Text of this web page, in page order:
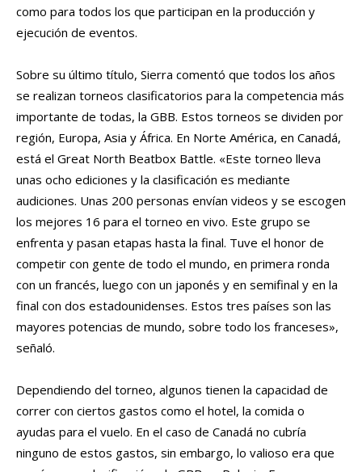
como para todos los que participan en la producción y
ejecución de eventos.
Sobre su último título, Sierra comentó que todos los años
se realizan torneos clasificatorios para la competencia más
importante de todas, la GBB. Estos torneos se dividen por
región, Europa, Asia y África. En Norte América, en Canadá,
está el Great North Beatbox Battle. «Este torneo lleva
unas ocho ediciones y la clasificación es mediante
audiciones. Unas 200 personas envían videos y se escogen
los mejores 16 para el torneo en vivo. Este grupo se
enfrenta y pasan etapas hasta la final. Tuve el honor de
competir con gente de todo el mundo, en primera ronda
con un francés, luego con un japonés y en semifinal y en la
final con dos estadounidenses. Estos tres países son las
mayores potencias de mundo, sobre todo los franceses»,
señaló.
Dependiendo del torneo, algunos tienen la capacidad de
correr con ciertos gastos como el hotel, la comida o
ayudas para el vuelo. En el caso de Canadá no cubría
ninguno de estos gastos, sin embargo, lo valioso era que